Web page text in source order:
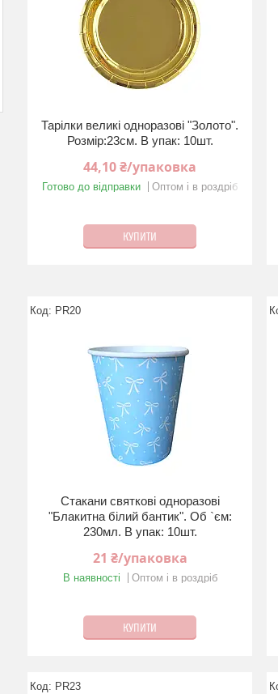
Тарілки великі одноразові "Золото".
Розмір:23см. В упак: 10шт.
44,10 ₴/упаковка
Готово до відправки Оптом і в роздріб
КУПИТИ
PR20
Стакани святкові одноразові
"Блакитна бiлий бантик". Об `єм:
230мл. В упак: 10шт.
21 ₴/упаковка
В наявності Оптом і в роздріб
КУПИТИ
PR23